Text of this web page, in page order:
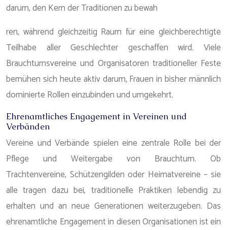
darum, den Kern der Traditionen zu bewah
ren, während gleichzeitig Raum für eine gleichberechtigte
Teilhabe aller Geschlechter geschaffen wird. Viele
Brauchtumsvereine und Organisatoren traditioneller Feste
bemühen sich heute aktiv darum, Frauen in bisher männlich
dominierte Rollen einzubinden und umgekehrt.
Ehrenamtliches Engagement in Vereinen und
Verbänden
Vereine und Verbände spielen eine zentrale Rolle bei der
Pflege und Weitergabe von Brauchtum. Ob
Trachtenvereine, Schützengilden oder Heimatvereine – sie
alle tragen dazu bei, traditionelle Praktiken lebendig zu
erhalten und an neue Generationen weiterzugeben. Das
ehrenamtliche Engagement in diesen Organisationen ist ein